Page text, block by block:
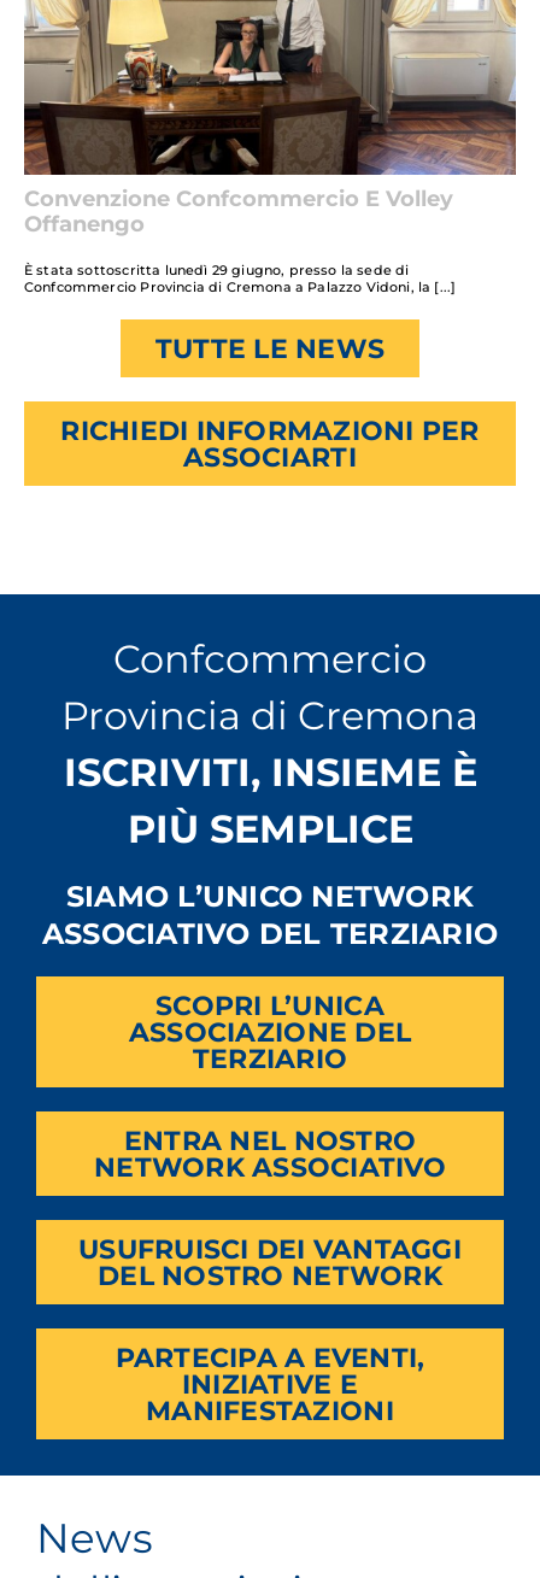
Convenzione Confcommercio E Volley
Offanengo
È stata sottoscritta lunedì 29 giugno, presso la sede di
Confcommercio Provincia di Cremona a Palazzo Vidoni, la
TUTTE LE NEWS
RICHIEDI INFORMAZIONI PER
ASSOCIARTI
Confcommercio
Provincia di Cremona
ISCRIVITI, INSIEME È
PIÙ SEMPLICE
SIAMO L’UNICO NETWORK
ASSOCIATIVO DEL TERZIARIO
SCOPRI L’UNICA
ASSOCIAZIONE DEL
TERZIARIO
ENTRA NEL NOSTRO
NETWORK ASSOCIATIVO
USUFRUISCI DEI VANTAGGI
DEL NOSTRO NETWORK
PARTECIPA A EVENTI,
INIZIATIVE E
MANIFESTAZIONI
News